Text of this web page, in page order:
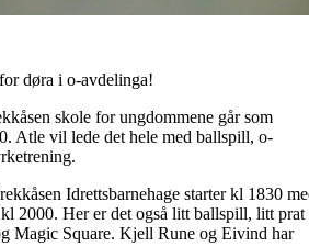
døra i o-avdelinga!
skole for ungdommene går som
Atle vil lede det hele med ballspill, o-
Idrettsbarnehage starter kl 1830
2000. Her er det også litt ballspill, litt prat
Magic Square. Kjell Rune og Eivind har